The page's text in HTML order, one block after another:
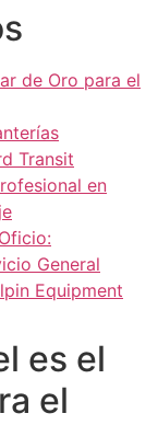
de Oro para el
Transit
en
General
Equipment
es el
el